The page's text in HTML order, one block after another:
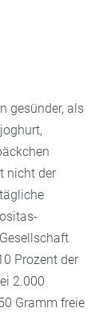
gesünder, als
nicht der
Prozent der
2.000
Gramm freie